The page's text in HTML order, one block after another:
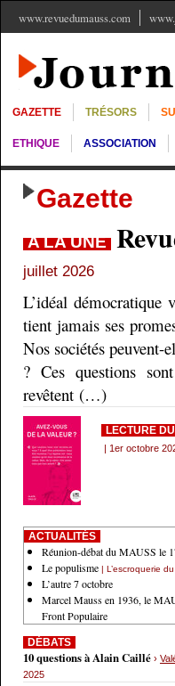
www.revuedumauss.com
GAZETTE TRÉSORS
ETHIQUE ASSOCIATION
Gazette
A LA UNE
juillet 2026
L’idéal démocratique
tient jamais ses
Nos sociétés peuvent-
? Ces questions
revêtent (…)
LECTURE
| 1er octobre
ACTUALITÉS
Réunion-débat du MAUSS le
Le populisme | L’escroquerie
L’autre 7 octobre
Marcel Mauss en 1936, le
Front Populaire
DÉBATS
10 questions à Alain Caillé ›
2025